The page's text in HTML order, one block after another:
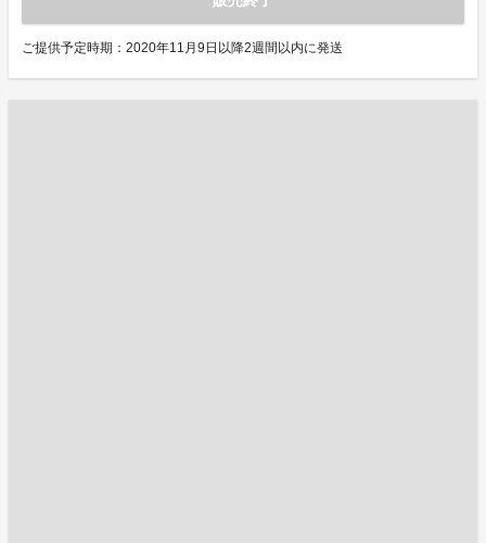
ご提供予定時期：2020年11月9日以降2週間以内に発送